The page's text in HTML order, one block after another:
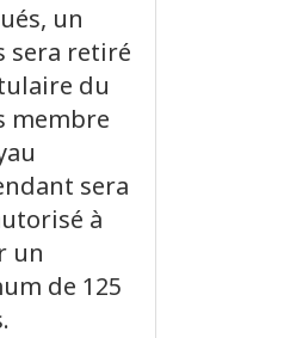
un
sera retiré
du
membre
sera
à
un
de 125